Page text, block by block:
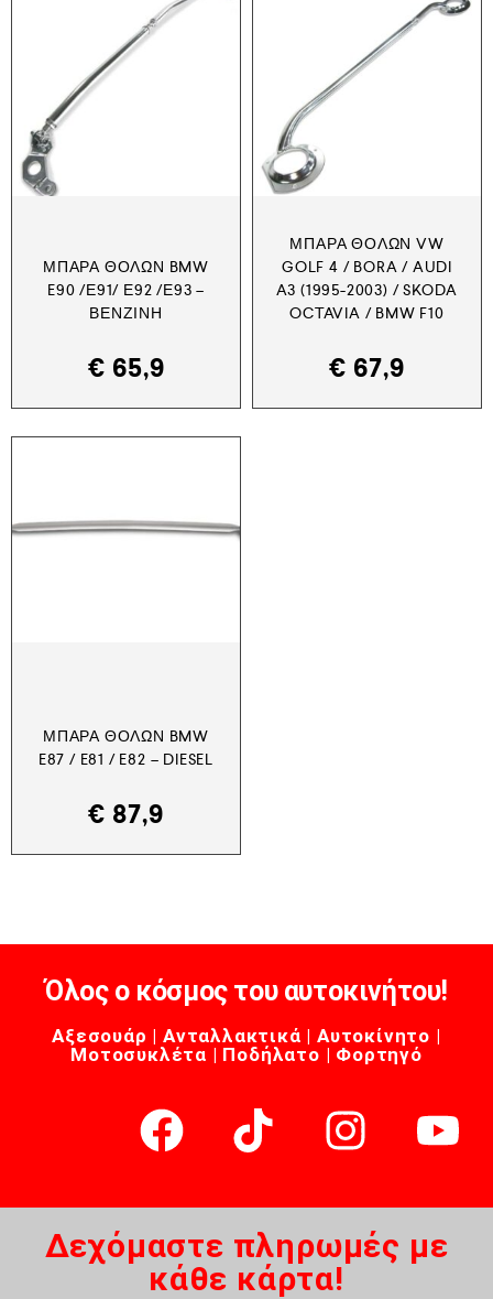
ΜΠΆΡΑ ΘΌΛΩΝ BMW
E90 /Ε91/ Ε92 /Ε93 –
ΒΕΝΖΊΝΗ
€ 65,9
ΜΠΆΡΑ ΘΌΛΩΝ VW
GOLF 4 / BORA / AUDI
A3 (1995-2003) / SKODA
OCTAVIA / BMW F10
€ 67,9
ΜΠΆΡΑ ΘΌΛΩΝ BMW
E87 / E81 / E82 – DIESEL
€ 87,9
Όλος ο κόσμος του αυτοκινήτου!
Αξεσουάρ | Ανταλλακτικά | Αυτοκίνητο |
Μοτοσυκλέτα | Ποδήλατο | Φορτηγό
Δεχόμαστε πληρωμές με
κάθε κάρτα!